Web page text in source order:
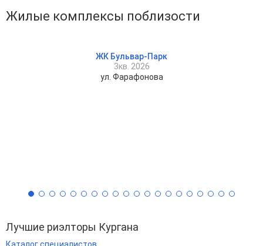
Жилые комплексы поблизости
ЖК Бульвар-Парк
3кв. 2026
ул. Фарафонова
Лучшие риэлторы Кургана